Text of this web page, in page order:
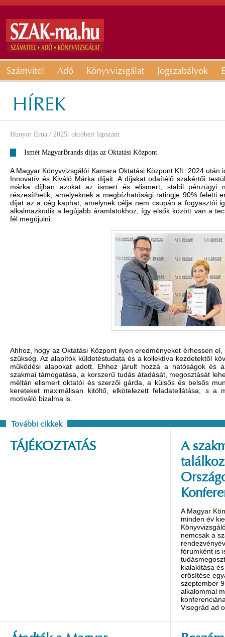
Számvitel Adó Könyvvizsgálat Jogszabályok
HÍREK
Hunyor Erna / 2025. októberi lapszám
Ismét MagyarBrands díjas az Oktatási Központ
A Magyar Könyvvizsgálói Kamara Oktatási Központ Kft. 2024 után
Innovatív és Kiváló Márka díjait. A díjakat odaítélő szakértői
márka díjban azokat az ismert és elismert, stabil pénzügyi
részesíthetik, amelyeknek a megbízhatósági ratingje 90% feletti
díjat az a cég kaphat, amelynek célja nem csupán a fogyasztói
alkalmazkodik a legújabb áramlatokhoz, így elsők között van a
fél megújulni.
Ahhoz, hogy az Oktatási Központ ilyen eredményeket érhessen
szükség. Az alapítók küldetéstudata és a kollektíva kezdetektől
működési alapokat adott. Ehhez járult hozzá a hatóságok és
szakmai támogatása, a korszerű tudás átadását, megosztását
méltán elismert oktatói és szerzői gárda, a külsős és belsős
kereteket maximálisan kitöltő, elkötelezett feladatellátása, s a
motiváló bizalma is.
További cikkek
TÁJÉKOZTATÁS
A
A Magyar
minden év
nemcsak a
fórumként is
kialakítása
erősítése
szeptember
alkalommal
Visegrád ad